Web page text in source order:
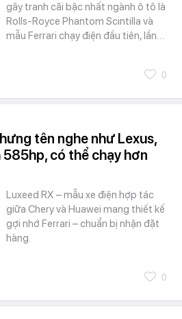
gây tranh cãi bậc nhất ngành ô tô là
Rolls-Royce Phantom Scintilla và
mẫu Ferrari chạy điện đầu tiên, lần…
0
tên nghe như Lexus,
585hp, có thể chạy hơn
Luxeed RX – mẫu xe điện hợp tác
giữa Chery và Huawei mang thiết kế
gợi nhớ Ferrari – chuẩn bị nhận đặt
hàng.
0